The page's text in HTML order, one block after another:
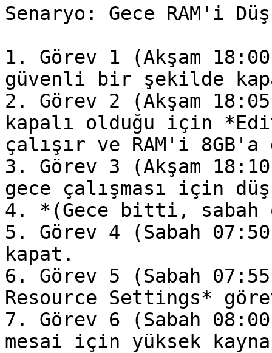
Senaryo: Gece RAM'i
1. Görev 1 (Akşam
güvenli bir şekilde
2. Görev 2 (Akşam
kapalı olduğu için
çalışır ve RAM'i 8GB'a
3. Görev 3 (Akşam
gece çalışması için
4. *(Gece bitti, sabah
5. Görev 4 (Sabah
kapat.
6. Görev 5 (Sabah
Resource Settings*
7. Görev 6 (Sabah
mesai için yüksek